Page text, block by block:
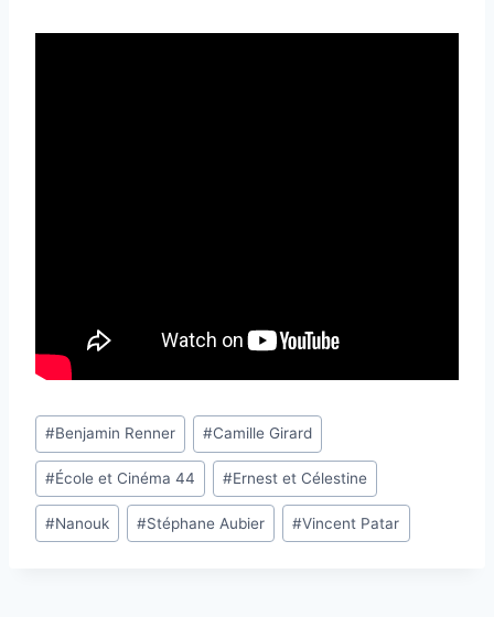
Étiquettes
de
la
publication :
#Benjamin Renner #Camille Girard
#École et Cinéma 44 #Ernest et Célestine
#Nanouk #Stéphane Aubier #Vincent Patar